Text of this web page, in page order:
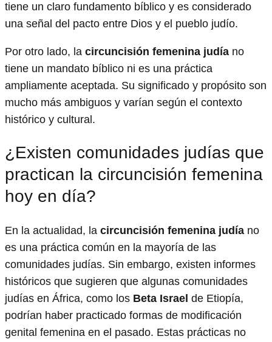
tiene un claro fundamento bíblico y es considerado
una señal del pacto entre Dios y el pueblo judío.
Por otro lado, la circuncisión femenina judía no
tiene un mandato bíblico ni es una práctica
ampliamente aceptada. Su significado y propósito son
mucho más ambiguos y varían según el contexto
histórico y cultural.
¿Existen comunidades judías que
practican la circuncisión femenina
hoy en día?
En la actualidad, la circuncisión femenina judía no
es una práctica común en la mayoría de las
comunidades judías. Sin embargo, existen informes
históricos que sugieren que algunas comunidades
judías en África, como los Beta Israel de Etiopía,
podrían haber practicado formas de modificación
genital femenina en el pasado. Estas prácticas no